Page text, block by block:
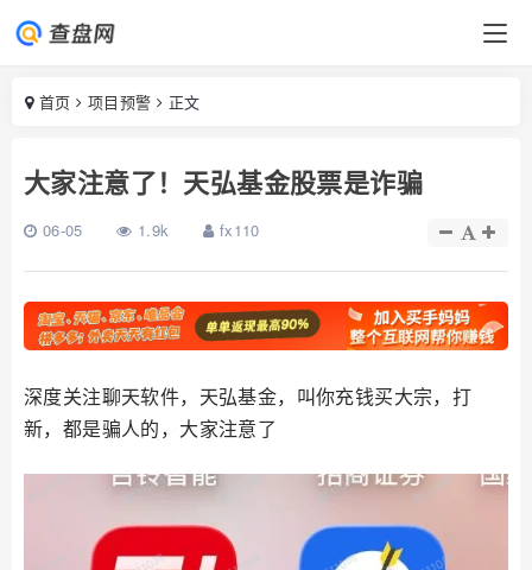
首页 项目预警 正文
大家注意了！天弘基金股票是诈骗
06-05 1.9k fx110
深度关注聊天软件，天弘基金，叫你充钱买大宗，打
新，都是骗人的，大家注意了